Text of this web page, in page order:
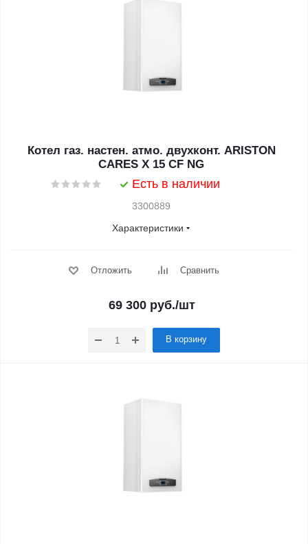
Котел газ. настен. атмо. двухконт. ARISTON
CARES X 15 CF NG
Есть в наличии
3300889
Характеристики
Отложить Сравнить
69 300руб./шт
В корзину